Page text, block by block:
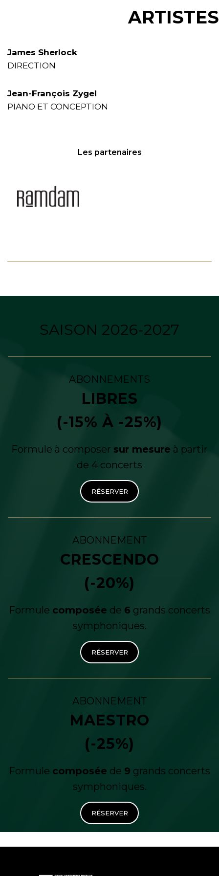
ARTISTES
James Sherlock
DIRECTION
Jean-François Zygel
PIANO ET CONCEPTION
Les partenaires
SAISON 2026-2027
ABONNEMENTS
LIBRES
(-15% À -25%)
Formule à composer sur mesure à partir
de 4 concerts
RÉSERVER
ABONNEMENT
CRESCENDO
(-20%)
Formule composée de 6 grands concerts
symphoniques.
RÉSERVER
ABONNEMENT
MAESTRO
(-25%)
Formule composée de 9 grands concerts
symphoniques.
RÉSERVER